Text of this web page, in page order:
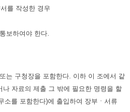
를 작성한 경우
보하여야 한다.
는 구청장을 포함한다. 이하 이 조에서 같
자료의 제출 그 밖에 필요한 명령을 할
소를 포함한다)에 출입하여 장부ㆍ서류